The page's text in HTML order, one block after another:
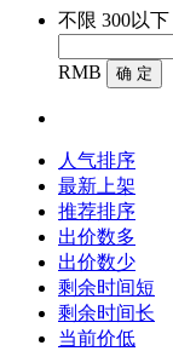
不限 300以下
RMB
确 定
人气排序
最新上架
推荐排序
出价数多
出价数少
剩余时间短
剩余时间长
当前价低